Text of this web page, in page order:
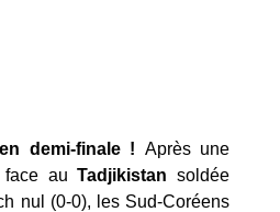
demi-finale ! Après une
face auTadjikistan soldée
nul (0-0), les Sud-Coréens